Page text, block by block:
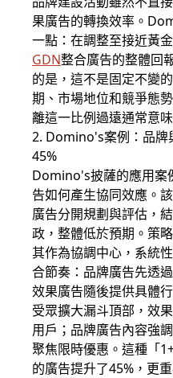
果廣告的轉換效率。
一點：在調整至接近黃
GDN整合廣告的整體回
的是，這不是固定不變
期、市場地位和競爭態
離這一比例過遠通常意
2. Domino's案例：品牌
45%
Domino's披薩的應用案
告如何產生協同效應。
廣告分開規劃與評估，
政，整體低於預期。策
其作為協調中心，系統
合節奏：品牌廣告先透
效果廣告隨後提供具體
受眾擴大漏斗頂部，效
用戶；品牌廣告內容強
聚焦限時優惠。這種「
的廣告提升了45%，更